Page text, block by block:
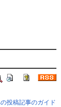
投稿記事のガイド